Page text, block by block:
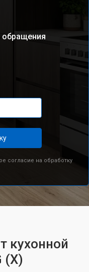
обращения
согласие на обработку
кухонной
(X)